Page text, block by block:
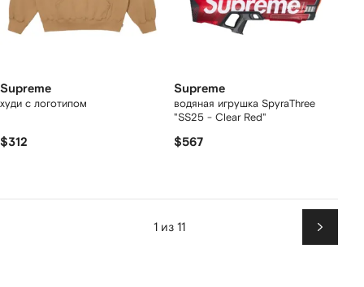
Supreme
худи с логотипом
$312
Supreme
водяная игрушка SpyraThree
"SS25 - Clear Red"
$567
1 из 11
Вперед